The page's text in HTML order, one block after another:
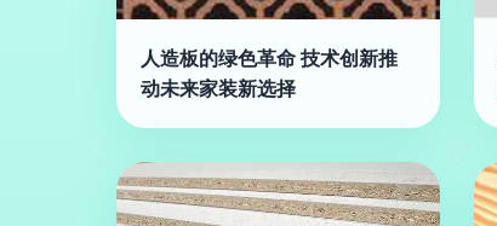
人造板的绿色革命 技术创新推
动未来家装新选择